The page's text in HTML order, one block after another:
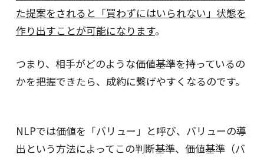
た提案をされると「買わずにはいられない」状態を
作り出すことが可能になります。
つまり、相手がどのような価値基準を持っているの
かを把握できたら、成約に繋げやすくなるのです。
NLPでは価値を「バリュー」と呼び、バリューの導
出という方法によってこの判断基準、価値基準（バ